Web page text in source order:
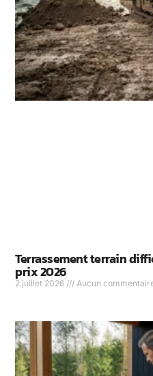
Terrassement terrain
prix 2026
2 juillet 2026 Aucun